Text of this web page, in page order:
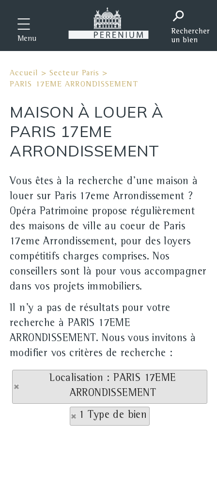
Menu
Accueil >Secteur Paris >
PARIS 17EME ARRONDISSEMENT
MAISON À LOUER À
PARIS 17EME
ARRONDISSEMENT
Vous êtes à la recherche d'une maison à
louer sur Paris 17eme Arrondissement ?
Opéra Patrimoine propose régulièrement
des maisons de ville au coeur de Paris
17eme Arrondissement, pour des loyers
compétitifs charges comprises. Nos
conseillers sont là pour vous accompagner
dans vos projets immobiliers.
Il n'y a pas de résultats pour votre
recherche à PARIS 17EME
ARRONDISSEMENT. Nous vous invitons à
modifier vos critères de recherche :
Localisation : PARIS 17EME
ARRONDISSEMENT
1 Type de bien